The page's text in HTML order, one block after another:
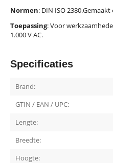
Normen: DIN ISO
Toepassing: Voor
1.000 V AC.
Specificaties
Brand:
GTIN / EAN / UPC:
Lengte:
Breedte:
Hoogte: